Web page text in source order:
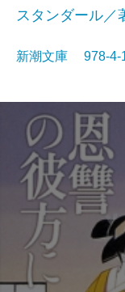
スタンダール／
新潮文庫 978-